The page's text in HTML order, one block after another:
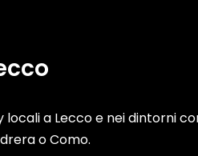
a Lecco e nei dintorni
o Como.